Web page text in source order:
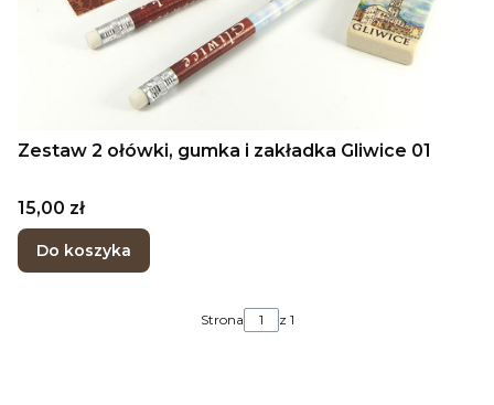
Zestaw 2 ołówki, gumka i zakładka Gliwice 01
Cena
15,00 zł
Do koszyka
Strona z 1